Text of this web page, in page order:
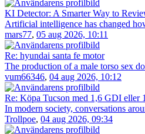
KI Detector: A Smarter Way to
Artificial intelligence has changed
mars77, 05 aug 2026, 10:11
Re: hyundai santa fe motor
The production of a male torso sex
vum66346, 04 aug 2026, 10:12
Re: Köpa Tucson med 1,6 GDI eller
In modern society, conversations
Trollpoe, 04 aug 2026, 09:34